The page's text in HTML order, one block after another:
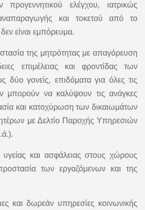
ελέγχου, ιατρικώς
και τοκετού από το
είναι εμπόρευμα.
της μητρότητας με απαγόρευση
επιμέλειας και φροντίδας των
δύο γονείς, επιδόματα για όλες τις
μπορούν να καλύψουν τις ανάγκες
και κατοχύρωση των δικαιωμάτων
με Δελτίο Παροχής Υπηρεσιών
και ασφάλειας στους χώρους
των εργαζόμενων και της
υπηρεσίες κοινωνικής